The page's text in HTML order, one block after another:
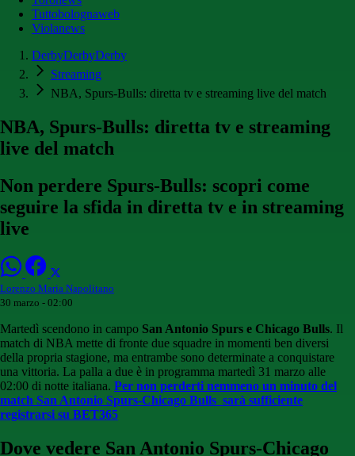
Tuttobolognaweb
Violanews
DerbyDerbyDerby
Streaming
NBA, Spurs-Bulls: diretta tv e streaming live del match
NBA, Spurs-Bulls: diretta tv e streaming
live del match
Non perdere Spurs-Bulls: scopri come
seguire la sfida in diretta tv e in streaming
live
Lorenzo Maria Napolitano
30 marzo - 02:00
Martedì scendono in campo San Antonio Spurs e Chicago Bulls. Il
match di NBA mette di fronte due squadre in momenti ben diversi
della propria stagione, ma entrambe sono determinate a conquistare
una vittoria. La palla a due è in programma martedì 31 marzo alle
02:00 di notte italiana. Per non perderti nemmeno un minuto del
match San Antonio Spurs-Chicago Bulls sarà sufficiente
registrarsi su BET365
Dove vedere San Antonio Spurs-Chicago